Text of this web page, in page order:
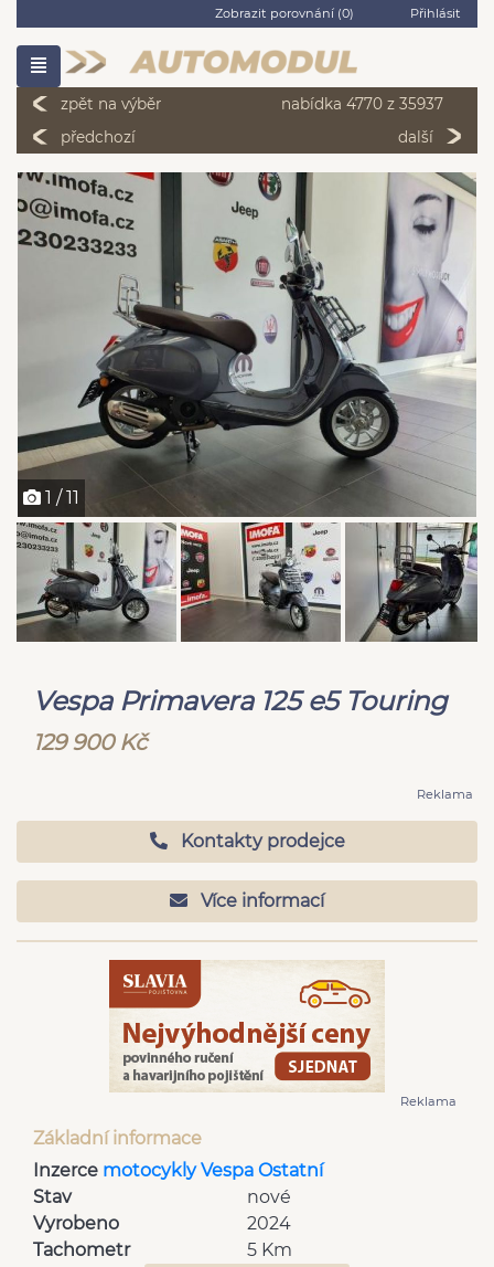
Zobrazit porovnání (0) Přihlásit
zpět na výběr
nabídka 4770 z 35937
předchozí
další
1 / 11
Vespa Primavera 125 e5 Touring
129 900 Kč
Reklama
Kontakty prodejce
Více informací
Reklama
Základní informace
Inzerce motocykly Vespa Ostatní
Stav
nové
Vyrobeno
2024
Tachometr
5 Km